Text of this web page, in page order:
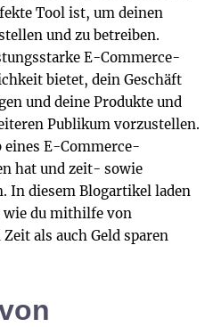
Tool ist, um deinen
und zu betreiben.
E-Commerce-
bietet, dein Geschäft
und deine Produkte und
Publikum vorzustellen.
eines E-Commerce-
hat und zeit- sowie
In diesem Blogartikel laden
wie du mithilfe von
als auch Geld sparen